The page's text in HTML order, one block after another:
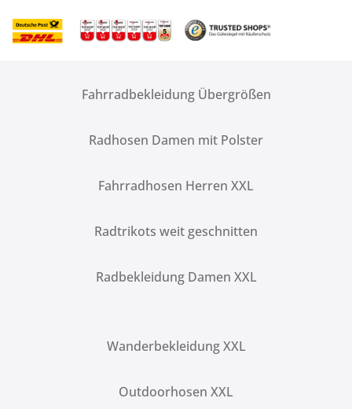
Fahrradbekleidung Übergrößen
Radhosen Damen mit Polster
Fahrradhosen Herren XXL
Radtrikots weit geschnitten
Radbekleidung Damen XXL
Wanderbekleidung XXL
Outdoorhosen XXL